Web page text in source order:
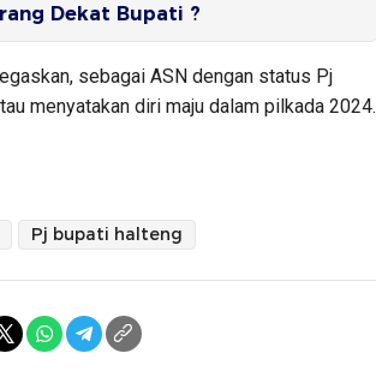
Dekat Bupati ?
sebagai ASN dengan status Pj
menyatakan diri maju dalam pilkada 2024.
Pj bupati halteng